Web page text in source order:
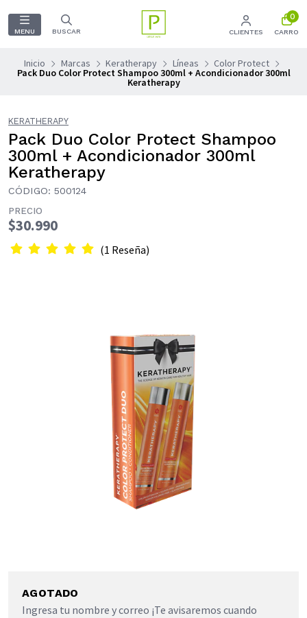
MENU BUSCAR CLIENTES
0
CARRO
Inicio Marcas Keratherapy Líneas Color Protect
Pack Duo Color Protect Shampoo 300ml + Acondicionador 300ml
Keratherapy
KERATHERAPY
Pack Duo Color Protect Shampoo
300ml + Acondicionador 300ml
Keratherapy
CÓDIGO: 500124
PRECIO
$30.990
(1 Reseña)
AGOTADO
Ingresa tu nombre y correo ¡Te avisaremos cuando